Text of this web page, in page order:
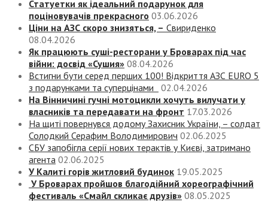
Статуетки як ідеальний подарунок для
поціновувачів прекрасного 03.06.2026
Ціни на АЗС скоро знизяться, – Свириденко
08.04.2026
Як працюють суші-ресторани у Броварах під час
війни: досвід «Сушия» 08.04.2026
Встигни бути серед перших 100! Відкриття АЗС EURO 5
з подарунками та суперцінами
02.04.2026
На Вінничині гучні мотоцикли хочуть вилучати у
власників та передавати на фронт 17.03.2026
На щиті повернувся додому Захисник України, – солдат
Солодкий Серафим Володимирович 02.06.2025
СБУ запобігла серії нових терактів у Києві, затримано
агента 02.06.2025
У Калиті горів житловий будинок 19.05.2025
У Броварах пройшов благодійний хореографічний
фестиваль «Смайл скликає друзів» 08.05.2025